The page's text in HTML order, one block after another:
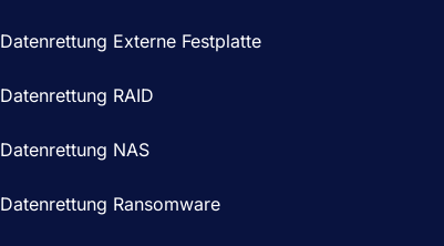
Datenrettung Externe Festplatte
Datenrettung RAID
Datenrettung NAS
Datenrettung Ransomware